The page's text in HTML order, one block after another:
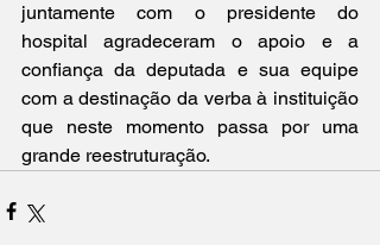
juntamente com o presidente do
hospital agradeceram o apoio e a
confiança da deputada e sua equipe
com a destinação da verba à instituição
que neste momento passa por uma
grande reestruturação.